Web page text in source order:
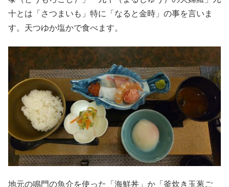
十とは「さつまいも」特に「なると金時」の事を言いま
す。天つゆか塩かで食べます。
地元の鳴門の魚介を使った「海鮮丼」か「釜炊き玉葱ご